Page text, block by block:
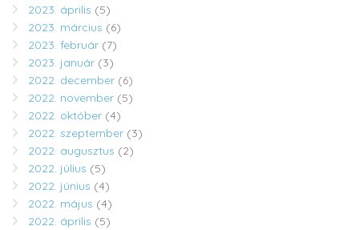
2023. április (5)
2023. március (6)
2023. február (7)
2023. január (3)
2022. december (6)
2022. november (5)
2022. október (4)
2022. szeptember (3)
2022. augusztus (2)
2022. július (5)
2022. június (4)
2022. május (4)
2022. április (5)